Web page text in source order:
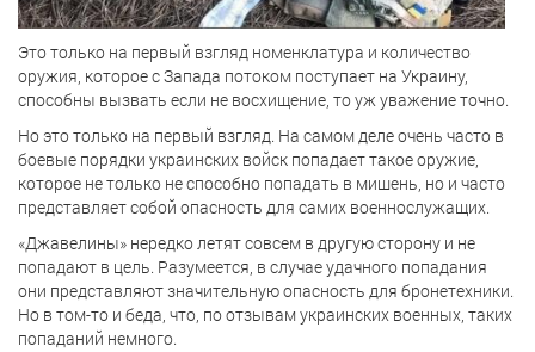
Это только на первый взгляд номенклатура и количество
оружия, которое с Запада потоком поступает на Украину,
способны вызвать если не восхищение, то уж уважение точно.
Но это только на первый взгляд. На самом деле очень часто в
боевые порядки украинских войск попадает такое оружие,
которое не только не способно попадать в мишень, но и часто
представляет собой опасность для самих военнослужащих.
«Джавелины» нередко летят совсем в другую сторону и не
попадают в цель. Разумеется, в случае удачного попадания
они представляют значительную опасность для бронетехники.
Но в том-то и беда, что, по отзывам украинских военных, таких
попаданий немного.